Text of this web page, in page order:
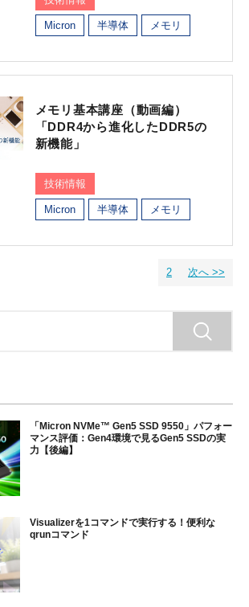
Micron 半導体 メモリ
メモリ基本講座（動画編）
「DDR4から進化したDDR5の
新機能」
技術情報
Micron 半導体 メモリ
2 次へ >>
「Micron NVMe™ Gen5 SSD 9550」パフォー
マンス評価：Gen4環境で見るGen5 SSDの実
力【後編】
Visualizerを1コマンドで実行する！便利な
qrunコマンド